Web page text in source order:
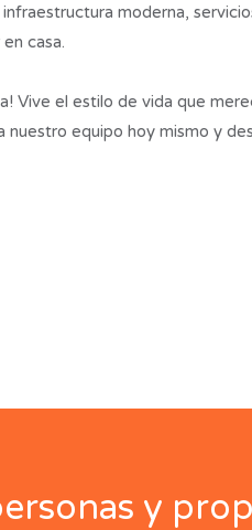
moderna,
casa.
Vive el estilo de vida que
nuestro equipo hoy mismo y
y